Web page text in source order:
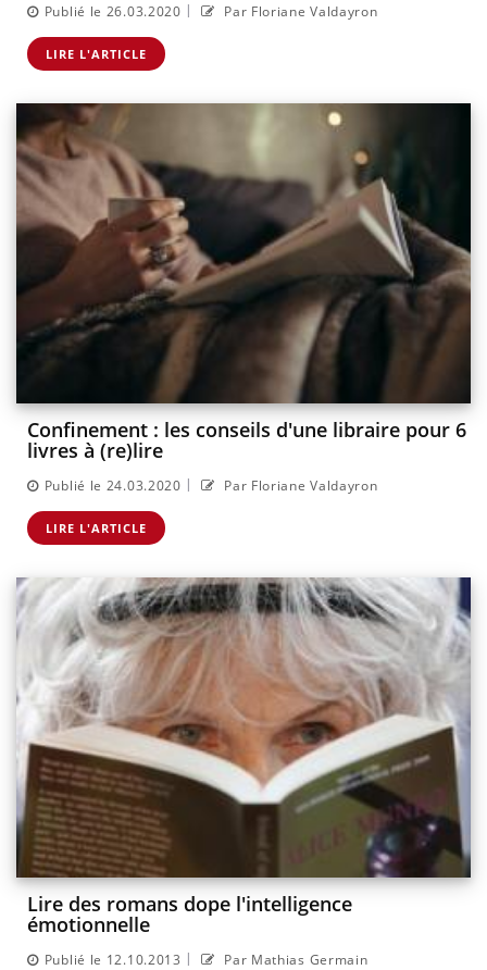
Publié le 26.03.2020 | Par Floriane Valdayron
LIRE L'ARTICLE
Confinement : les conseils d'une libraire pour 6
livres à (re)lire
Publié le 24.03.2020 | Par Floriane Valdayron
LIRE L'ARTICLE
Lire des romans dope l'intelligence
émotionnelle
Publié le 12.10.2013 | Par Mathias Germain